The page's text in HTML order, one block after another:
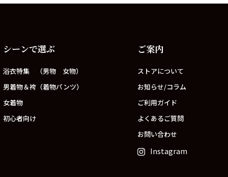
シーンで選ぶ
浴衣特集 （男物 女物）
男着物＆袴（着物パンツ）
女着物
初心者向け
ご案内
ストアについて
お知らせ/コラム
ご利用ガイド
よくあるご質問
お問い合わせ
Instagram